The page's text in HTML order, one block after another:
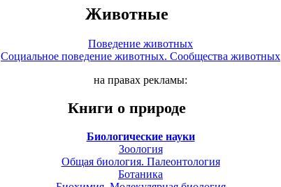
Животные
Поведение животных
Социальное поведение животных. Сообщества животных
на правах рекламы:
Книги о природе
Биологические науки
Зоология
Общая биология. Палеонтология
Ботаника